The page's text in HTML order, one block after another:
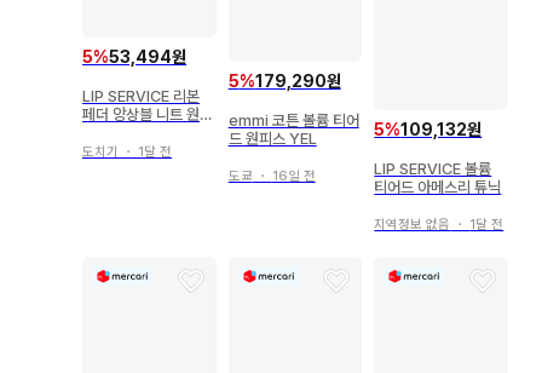
5%53,494원
LIP SERVICE 리본
페더 앙상블 니트 원피
도치기 ・ 1달 전
5%179,290원
emmi 코튼 볼륨 티어
드 원피스 YEL
도쿄 ・ 16일 전
5%109,132원
LIP SERVICE 볼륨
티어드 아메스리 튜닉
지역정보 없음 ・ 1달 전